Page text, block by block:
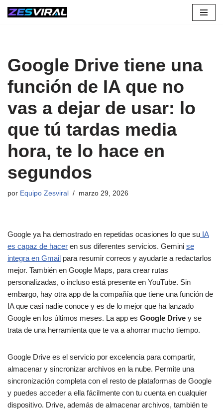
Google Drive tiene una
función de IA que no
vas a dejar de usar: lo
que tú tardas media
hora, te lo hace en
segundos
por Equipo Zesviral marzo 29, 2026
Google ya ha demostrado en repetidas ocasiones lo que su IA
es capaz de hacer en sus diferentes servicios. Gemini se
integra en Gmail para resumir correos y ayudarte a redactarlos
mejor. También en Google Maps, para crear rutas
personalizadas, o incluso está presente en YouTube. Sin
embargo, hay otra app de la compañía que tiene una función de
IA que casi nadie conoce y es de lo mejor que ha lanzado
Google en los últimos meses. La app es Google Drive y se
trata de una herramienta que te va a ahorrar mucho tiempo.
Google Drive es el servicio por excelencia para compartir,
almacenar y sincronizar archivos en la nube. Permite una
sincronización completa con el resto de plataformas de Google
y puedes acceder a ella fácilmente con tu cuenta en cualquier
dispositivo. Drive, además de almacenar archivos, también te